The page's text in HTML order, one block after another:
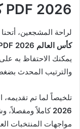
2026 PDF كامل ومحدث
لراحة المشجعين،
كأس العالم 2026 PDF كامل ومحدث
يمكنك الاحتفاظ به
والترتيب المحدث
تلخيصاً لما تم
2026 كاملاً ومفصلاً،
مواجهات المنتخبات